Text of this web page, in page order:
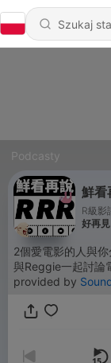
Podcasty
鮮看
R級影
好再
2個愛電影的人與
與Reggie一起討論電
provided by